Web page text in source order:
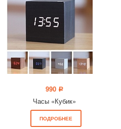
990 a
Часы «Кубик»
ПОДРОБНЕЕ